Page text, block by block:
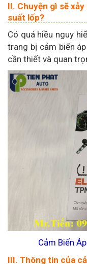
II. Chuyện gì sẽ
suất lốp?
Có quá hiều nguy
trang bị cảm biến
cần thiết và quan
Cảm Biến
III. Thông tin của